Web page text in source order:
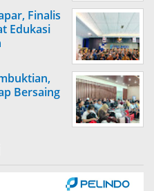
Finalis
Edukasi
Bersaing